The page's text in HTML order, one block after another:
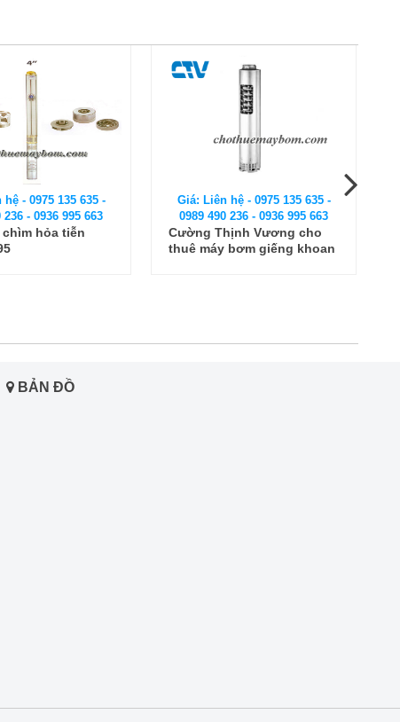
- 0975 135 635 -
236 - 0936 995 663
Vương cho
giếng khoan
Giá: Liên hệ - 0975 135 635 -
0989 490 236 - 0936 995 663
Bật mí đơn vị cho thuê máy
bơm hỏa tiễn uy tín, giá rẻ
BẢN ĐỒ